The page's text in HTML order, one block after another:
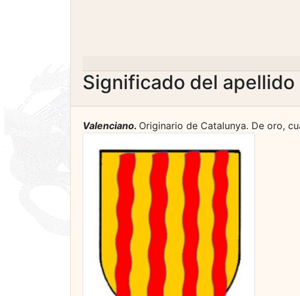
Significado del apellido
Valenciano. Originario de Catalunya. De oro,